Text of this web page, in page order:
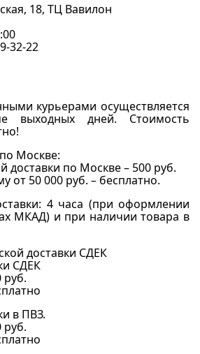
18, ТЦ Вавилон
32-22
курьерами осуществляется
выходных дней. Стоимость
Москве:
доставки по Москве – 500 руб.
от 50 000 руб. – бесплатно.
4 часа (при оформлении
МКАД) и при наличии товара в
доставки СДЕК
СДЕК
руб.
в ПВЗ.
руб.